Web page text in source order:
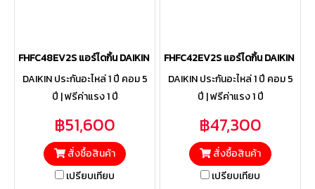
FHFC48EV2S แอร์ไดกิ้น DAIKIN รุ่น SkyAir Ceiling Standard
DAIKIN ประกันอะไหล่ 1 ปี คอม 5
ปี | ฟรีค่าแรง 1 ปี
฿51,600
สั่งซื้อสินค้า
เปรียบเทียบ
FHFC42EV2S แอร์ไดกิ้น DAIKIN
DAIKIN ประกันอะไหล่ 1 ปี คอม 5
ปี | ฟรีค่าแรง 1 ปี
฿47,300
สั่งซื้อสินค้า
เปรียบเทียบ